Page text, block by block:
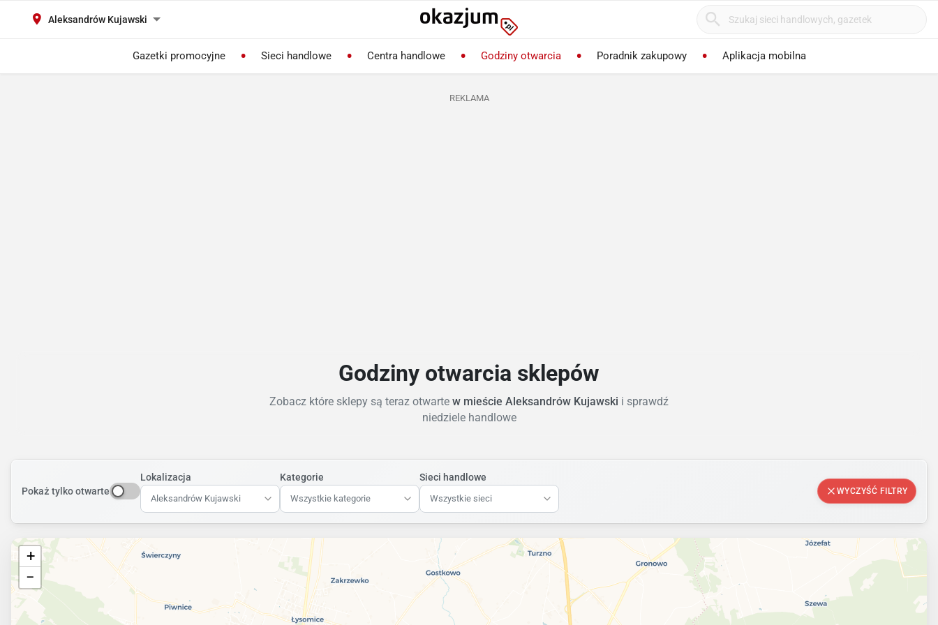
Aleksandrów Kujawski
Gazetki promocyjne Sieci handlowe Centra handlowe Godziny otwarcia Poradnik zakupowy Aplikacja mobilna
REKLAMA
Godziny otwarcia sklepów
Zobacz które sklepy są teraz otwarte w mieście Aleksandrów Kujawski i sprawdź
niedziele handlowe
Pokaż tylko otwarte
Lokalizacja
Aleksandrów Kujawski
Kategorie
Wszystkie kategorie
Sieci handlowe
Wszystkie sieci
WYCZYŚĆ FILTRY
+
−